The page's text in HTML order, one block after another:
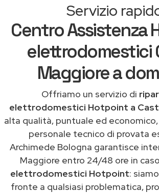
Servizio
Centro Assistenza
elettrodomestici
Maggiore a
Offriamo un servizio di
elettrodomestici Hotpoint a
alta qualità, puntuale ed
personale tecnico di provata
Archimede Bologna garantisce
Maggiore entro 24/48 ore in
elettrodomestici Hotpoint:
fronte a qualsiasi problematica,